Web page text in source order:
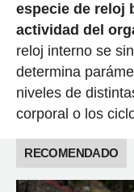
especie de reloj
actividad del
reloj interno se
determina
niveles de
corporal o los
RECOMENDADO